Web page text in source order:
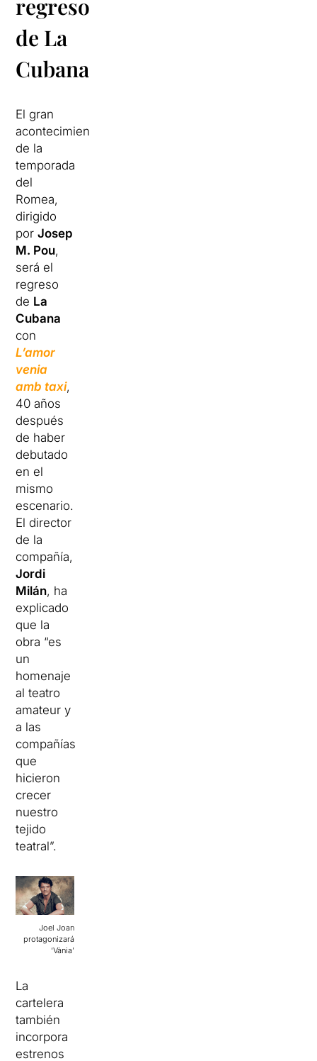
regreso
de La
Cubana
El gran
acontecimiento
de la
temporada
del
Romea,
dirigido
porJosep
M. Pou,
será el
regreso
de La
Cubana
con
L’amor
venia
amb taxi,
40 años
después
de haber
debutado
en el
mismo
escenario.
El director
de la
compañía,
Jordi
Milán, ha
explicado
que la
obra “es
un
homenaje
al teatro
amateur y
a las
compañías
que
hicieron
crecer
nuestro
tejido
teatral”.
Joel Joan
protagonizará
‘Vània’
La
cartelera
también
incorpora
estrenos